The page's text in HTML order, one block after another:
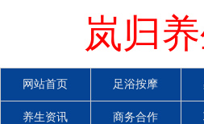
岚归
网站首页 足浴按摩
养生资讯 商务合作